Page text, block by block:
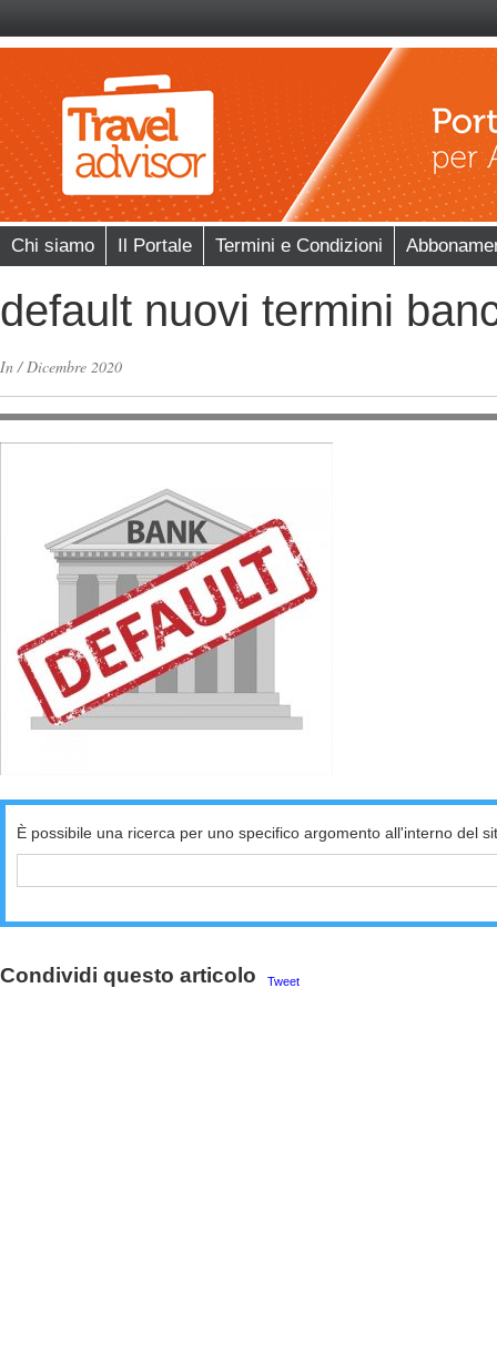
Chi siamo Il Portale Termini e Condizioni
default nuovi termini
In/Dicembre 2020
È possibile una ricerca per uno specifico argomento all'interno del
Condividi questo articolo Tweet